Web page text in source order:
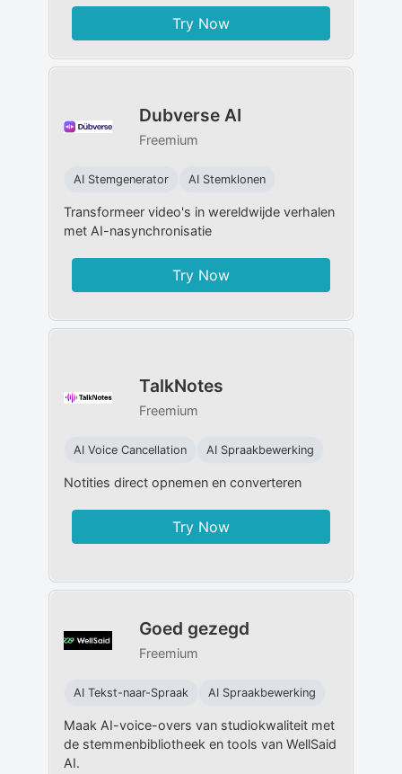
Try Now
Dubverse AI
Freemium
AI Stemgenerator AI Stemklonen
Transformeer video's in wereldwijde verhalen
met AI-nasynchronisatie
Try Now
TalkNotes
Freemium
AI Voice Cancellation AI Spraakbewerking
Notities direct opnemen en converteren
Try Now
Goed gezegd
Freemium
AI Tekst-naar-Spraak AI Spraakbewerking
Maak AI-voice-overs van studiokwaliteit met
de stemmenbibliotheek en tools van WellSaid
AI.